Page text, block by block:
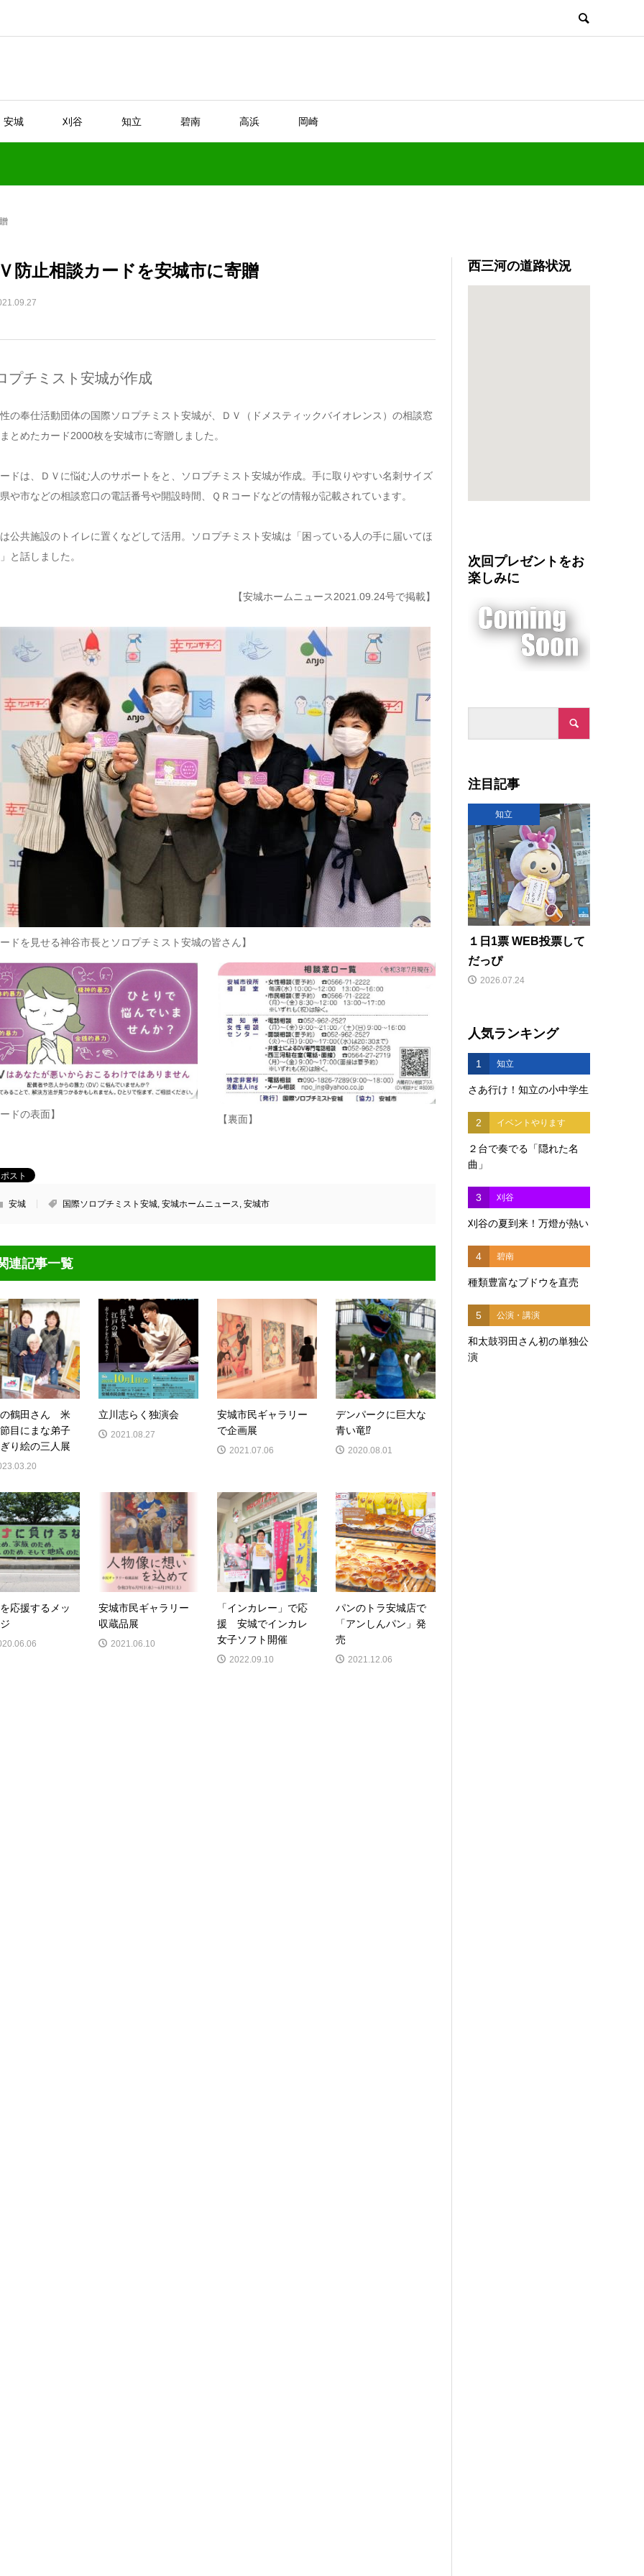
安城 刈谷 知立 碧南 高浜 岡崎
防止相談カードを安城市に寄贈
プチミスト安城が作成
奉仕活動団体の国際ソロプチミスト安城が、ＤＶ（ドメスティックバイオレンス）の相談窓
とめたカード2000枚を安城市に寄贈しました。
は、ＤＶに悩む人のサポートをと、ソロプチミスト安城が作成。手に取りやすい名刺サイズ
や市などの相談窓口の電話番号や開設時間、ＱＲコードなどの情報が記載されています。
共施設のトイレに置くなどして活用。ソロプチミスト安城は「困っている人の手に届いてほ
と話しました。
【安城ホームニュース2021.09.24号で掲載】
ドを見せる神谷市長とソロプチミスト安城の皆さん】
ドの表面】 【裏面】
安城 国際ソロプチミスト安城, 安城ホームニュース, 安城市
連記事一覧
鶴田さん 米
目にまな弟子
り絵の三人展
立川志らく独演会
2021.08.27
安城市民ギャラリー
で企画展
2021.07.06
デンパークに巨大な
青い竜⁉
2020.08.01
応援するメッ
安城市民ギャラリー
収蔵品展
2021.06.10
「インカレー」で応
援 安城でインカレ
女子ソフト開催
2022.09.10
パンのトラ安城店で
「アンしんパン」発
売
2021.12.06
西三河の道路状況
次回プレゼントをお
楽しみに
注目記事
知立
１日1票 WEB投票して
だっぴ
2026.07.24
人気ランキング
1 知立
さあ行け！知立の小中学生
2 イベントやります
２台で奏でる「隠れた名
曲」
3 刈谷
刈谷の夏到来！万燈が熱い
4 碧南
種類豊富なブドウを直売
5 公演・講演
和太鼓羽田さん初の単独公
演